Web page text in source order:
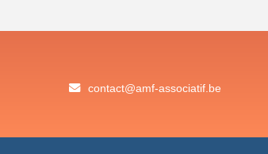
eb.fitaicossa-fma@tcatnoc